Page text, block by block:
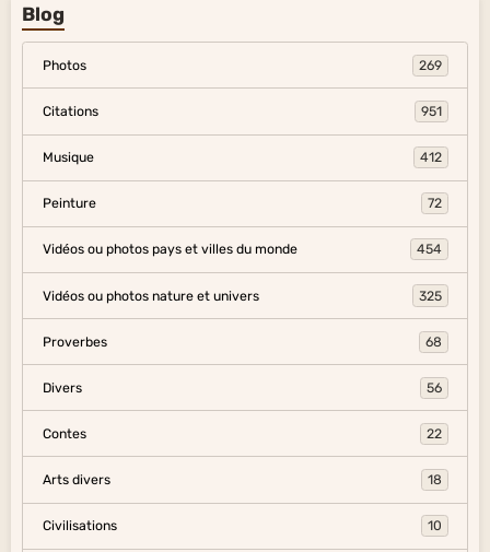
Blog
Photos 269
Citations 951
Musique 412
Peinture 72
Vidéos ou photos pays et villes du monde 454
Vidéos ou photos nature et univers 325
Proverbes 68
Divers 56
Contes 22
Arts divers 18
Civilisations 10